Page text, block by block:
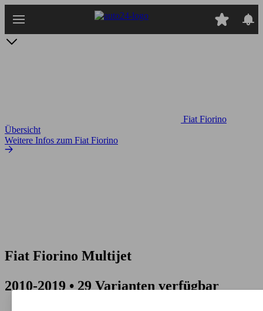
Hauptinhalt
Fiat Fiorino
Übersicht
Weitere Infos zum Fiat Fiorino
Fiat Fiorino Multijet
2010-2019 • 29 Varianten verfügbar